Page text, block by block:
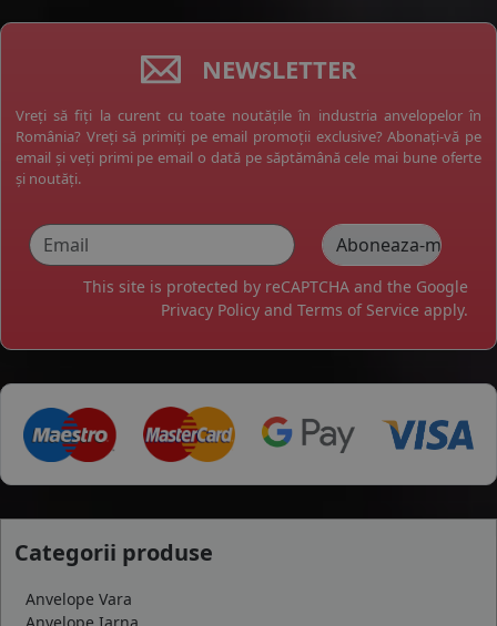
NEWSLETTER
Vreți să fiți la curent cu toate noutățile în industria anvelopelor în
România? Vreți să primiți pe email promoții exclusive? Abonați-vă pe
email și veți primi pe email o dată pe săptămână cele mai bune oferte
și noutăți.
This site is protected by reCAPTCHA and the Google
Privacy Policy and Terms of Service apply.
Categorii produse
Anvelope Vara